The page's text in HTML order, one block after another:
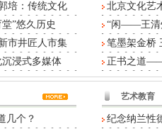
培：传统文化
”悠久历史
市井匠人市集
浸式多媒体
北京文化艺
“闲——王清
笔墨架金桥
正书之道
几个？
艺术教育
纪念纳兰性